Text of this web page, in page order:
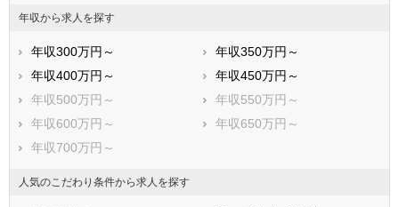
年収から求人を探す
年収300万円～
年収350万円～
年収400万円～
年収450万円～
年収500万円～
年収550万円～
年収600万円～
年収650万円～
年収700万円～
人気のこだわり条件から求人を探す